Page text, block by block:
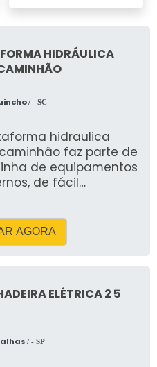
HIDRÁULICA
/ - SC
hidraulica
faz parte de
de equipamentos
de fácil
AGORA
ELÉTRICA 2 5
/ - SP